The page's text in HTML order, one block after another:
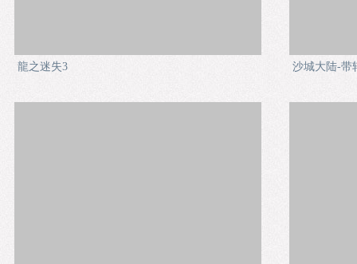
龍之迷失3 沙城大陆-带